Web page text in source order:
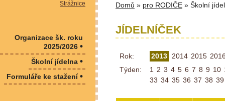
Domů » pro RODIČE » Školní
JÍDELNÍČEK
Rok: 2013 2014 2015
Týden:
1 2 3 4 5 6 7 8 9 10
33 34 35 36 37 38 39
Organizace šk. roku
2025/2026 •
Školní jídelna •
Formuláře ke stažení•